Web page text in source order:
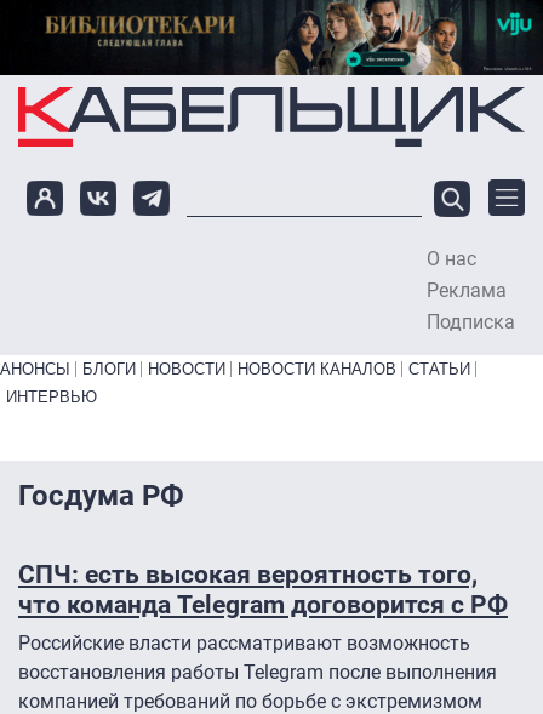
Перейти к основному содержанию
О нас
Реклама
Подписка
Primary links bottom
АНОНСЫ БЛОГИ НОВОСТИ НОВОСТИ КАНАЛОВ
СТАТЬИ
ИНТЕРВЬЮ
Госдума РФ
СПЧ: есть высокая вероятность того,
что команда Telegram договорится с РФ
Российские власти рассматривают возможность
восстановления работы Telegram после выполнения
компанией требований по борьбе с экстремизмом